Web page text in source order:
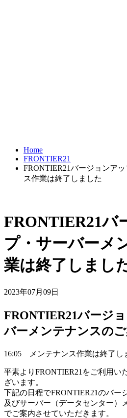
Home
FRONTIER21
FRONTIER21バージョンア
ス作業は終了しました
FRONTIER21バ
プ・サーバーメ
業は終了しまし
2023年07月09日
FRONTIER21バージ
バーメンテナンスの
16:05 メンテナンス作業は終了し
平素よりFRONTIER21をご利用い
ざいます。
下記の日程でFRONTIER21のバー
及びサーバー（データセンター）
でご案内させていただきます。